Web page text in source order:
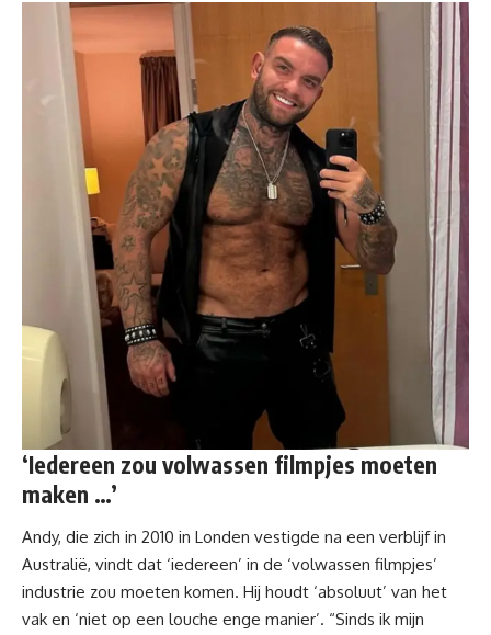
‘Iedereen zou volwassen filmpjes moeten
maken …’
Andy, die zich in 2010 in Londen vestigde na een verblijf in
Australië, vindt dat ‘iedereen’ in de ‘volwassen filmpjes’
industrie zou moeten komen. Hij houdt ‘absoluut’ van het
vak en ‘niet op een louche enge manier’. “Sinds ik mijn